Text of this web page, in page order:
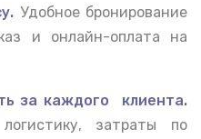
Удобное бронирование
и онлайн-оплата на
за каждого клиента.
затраты по